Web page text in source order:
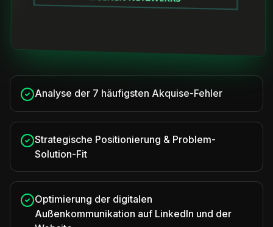
Analyse der 7 häufigsten Akquise-Fehler
Strategische Positionierung & Problem-
Solution-Fit
Optimierung der digitalen
Außenkommunikation auf LinkedIn und der